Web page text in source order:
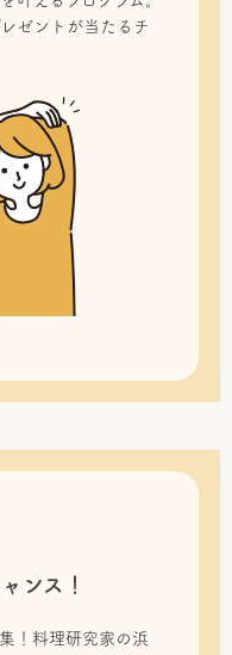
ゼントが当たるチ
ンス！
！料理研究家の浜